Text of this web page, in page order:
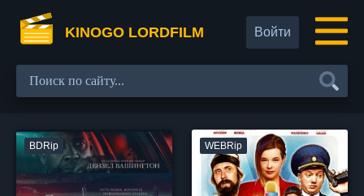
KINOGO LORDFILM Войти
BDRip WEBRip